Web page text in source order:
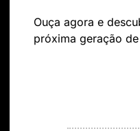
Ouça agora e
próxima geração